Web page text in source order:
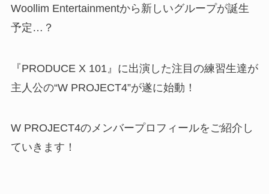
Woollim Entertainmentから新しいグループが誕生
予定…？
『PRODUCE X 101』に出演した注目の練習生達が
主人公の“W PROJECT4”が遂に始動！
W PROJECT4のメンバープロフィールをご紹介し
ていきます！